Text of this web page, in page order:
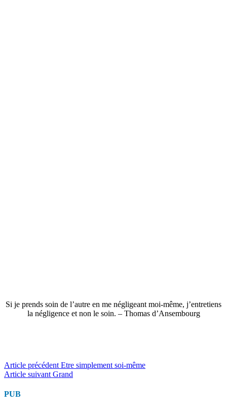
Si je prends soin de l’autre en me négligeant moi-même, j’entretiens
la négligence et non le soin. – Thomas d’Ansembourg
Lire
la
suite
Article précédent Etre simplement soi-même
Article suivant Grand
PUB